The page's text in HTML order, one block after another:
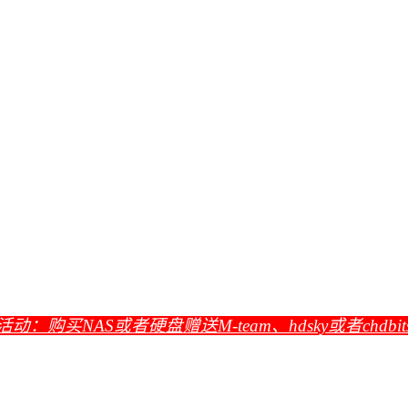
动：购买NAS或者硬盘赠送M-team、hdsky或者